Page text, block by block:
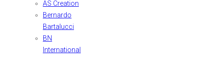
AS Creation
Bernardo
Bartalucci
BN
International